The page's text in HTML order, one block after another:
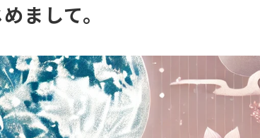
まして。